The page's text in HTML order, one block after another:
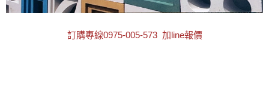
訂購專線0975-005-573 加line報價